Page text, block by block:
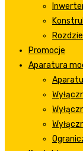
Promocje
Aparatura